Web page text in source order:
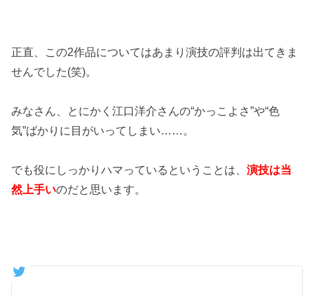
正直、この2作品についてはあまり演技の評判は出てきま
せんでした(笑)。
みなさん、とにかく江口洋介さんの“かっこよさ”や“色
気”ばかりに目がいってしまい……。
でも役にしっかりハマっているということは、演技は当
然上手いのだと思います。